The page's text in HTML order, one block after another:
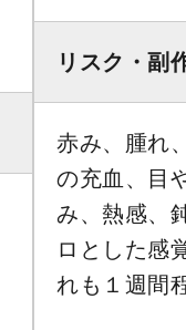
リスク・副
赤み、腫れ
の充血、目
み、熱感、
ロとした感
れも１週